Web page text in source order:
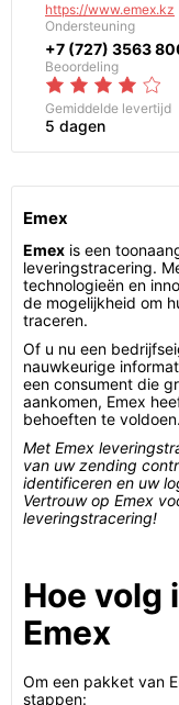
https://www.emex.kz
Ondersteuning
+7 (727) 3563
Beoordeling
Gemiddelde levertijd
5 dagen
Emex
Emex is een
leveringstracering.
technologieën en
de mogelijkheid om
traceren.
Of u nu een
nauwkeurige
een consument die
aankomen, Emex
behoeften te voldoen.
Met Emex
van uw zending
identificeren en uw
Vertrouw op Emex
leveringstracering!
Hoe volg
Emex
Om een pakket van
stappen: